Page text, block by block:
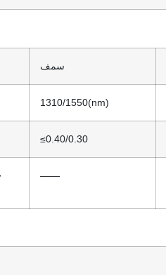
سمف
1310/1550(nm)
≤0.40/0.30
——